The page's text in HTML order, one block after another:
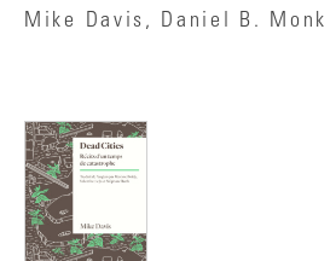
Mike Davis, Daniel B. Monk